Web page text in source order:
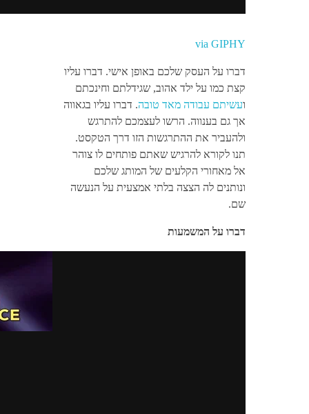
via GIPHY
דברו על העסק שלכם באופן אישי. דברו עליו
קצת כמו על ילד אהוב, שגידלתם וחינכתם
ועשיתם עבודה מאד טובה. דברו עליו בגאווה
אך גם בענווה. הרשו לעצמכם להתרגש
ולהעביר את ההתרגשות הזו דרך הטקסט.
תנו לקורא להרגיש שאתם פותחים לו צוהר
אל מאחורי הקלעים של המותג שלכם
ונותנים לה הצצה בלתי אמצעית על הנעשה
שם.
דברו על המשמעות